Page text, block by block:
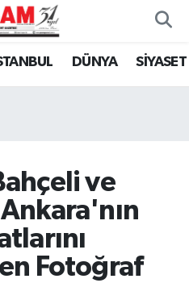
DÜNYA SİYASET
ve
Fotoğraf